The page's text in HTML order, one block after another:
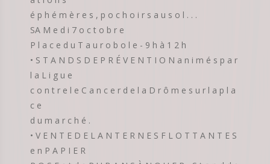
é p h é m è r e s , p o c h o i r s a u s o l . . .
SA M e d i 7 o c t o b r e
P l a c e d u T a u r o b o l e - 9 h à 1 2 h
• S T A N D S D E P R É V E N T I O N a n i m é s p a r
l a L i g u e
c o n t r e l e C a n c e r d e l a D r ô m e s u r l a p l a
c e
d u m a r c h é .
• V E N T E D E L A N T E R N E S F L O T T A N T E S
e n P A P I E R